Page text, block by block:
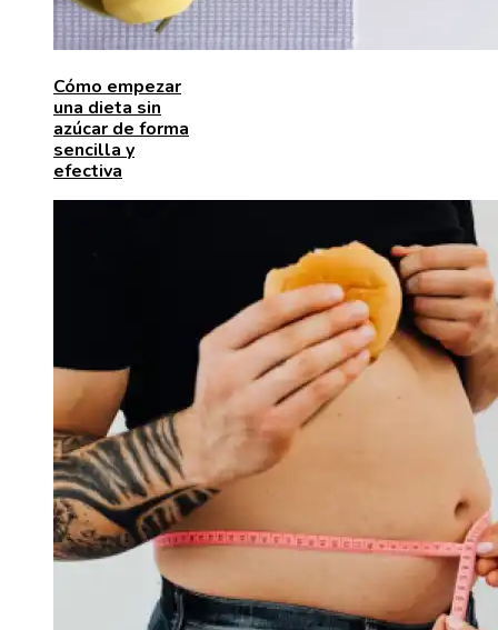
Cómo empezar
una dieta sin
azúcar de forma
sencilla y
efectiva